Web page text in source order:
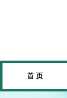
首 页